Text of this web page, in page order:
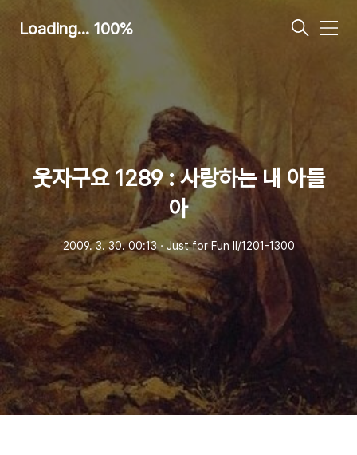
Loading... 100%
메
웃자구요 1289 : 사랑하는 내 아들
아
2009. 3. 30. 00:13 ㆍ Just for Fun Ⅱ/1201-1300